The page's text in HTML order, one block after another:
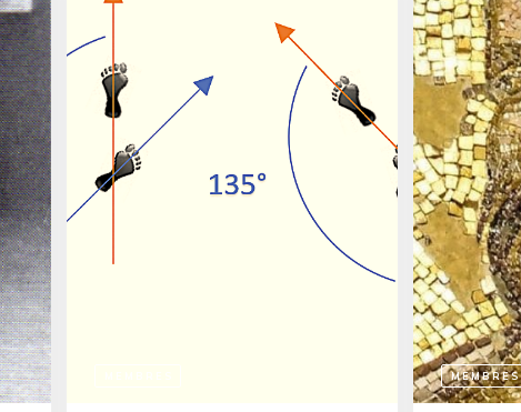
MEMBRES